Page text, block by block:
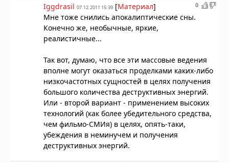
0
Iggdrasil 07.12.2011 15:39 [Материал]
Мне тоже снились апокалиптические сны.
Конечно же, необычные, яркие,
реалистичные...
Так вот, думаю, что все эти массовые ведения
вполне могут оказаться проделками каких-либо
низкочастотных сущностей в целях получения
большого количества деструктивных энергий.
Или - второй вариант - применением высоких
технологий (как более убедительного средства,
чем фильмо-СМИя) в целях, опять-таки,
убеждения в неминучем и получения
деструктивных энергий.